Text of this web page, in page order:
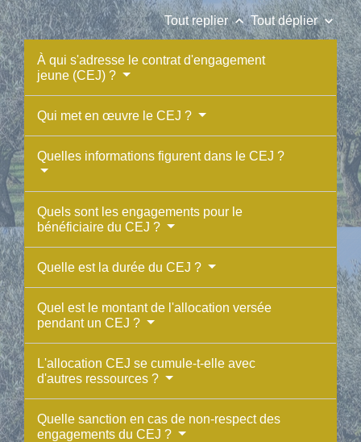
Tout replierkeyboard_arrow_up Tout déplierkeyboard_arrow_down
À qui s'adresse le contrat d'engagement
jeune (CEJ) ?
Qui met en œuvre le CEJ ?
Quelles informations figurent dans le CEJ ?
Quels sont les engagements pour le
bénéficiaire du CEJ ?
Quelle est la durée du CEJ ?
Quel est le montant de l'allocation versée
pendant un CEJ ?
L'allocation CEJ se cumule-t-elle avec
d'autres ressources ?
Quelle sanction en cas de non-respect des
engagements du CEJ ?